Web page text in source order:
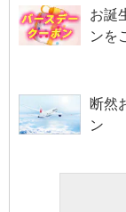
お誕
ンを
断然
ン